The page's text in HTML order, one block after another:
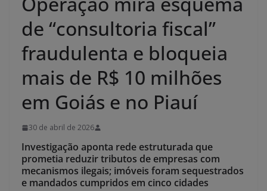
de “consultoria fiscal”
fraudulenta e bloqueia
mais de R$ 10 milhões
em Goiás e no Piauí
30 de abril de 2026
Investigação aponta rede estruturada que
prometia reduzir tributos de empresas com
mecanismos ilegais; imóveis foram sequestrados
e mandados cumpridos em cinco cidades